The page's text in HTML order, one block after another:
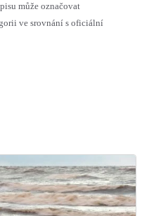
může označovat
ve srovnání s oficiální